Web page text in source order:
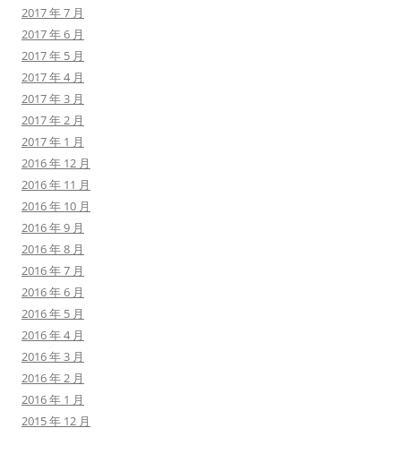
2017 年 7 月
2017 年 6 月
2017 年 5 月
2017 年 4 月
2017 年 3 月
2017 年 2 月
2017 年 1 月
2016 年 12 月
2016 年 11 月
2016 年 10 月
2016 年 9 月
2016 年 8 月
2016 年 7 月
2016 年 6 月
2016 年 5 月
2016 年 4 月
2016 年 3 月
2016 年 2 月
2016 年 1 月
2015 年 12 月